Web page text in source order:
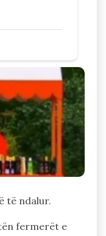
të ndalur.
fermerët e